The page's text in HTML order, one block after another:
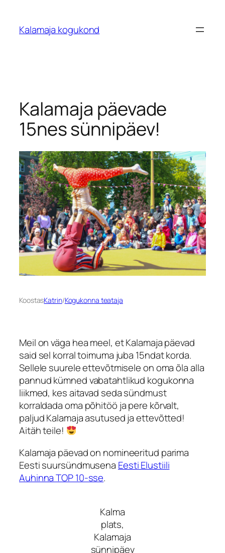
juurdeKalamaja kogukond
Kalamaja päevade
15nes sünnipäev!
KoostasKatrin/Kogukonna teataja
Meil on väga hea meel, et Kalamaja päevad
said sel korral toimuma juba 15ndat korda.
Sellele suurele ettevõtmisele on oma õla alla
pannud kümned vabatahtlikud kogukonna
liikmed, kes aitavad seda sündmust
korraldada oma põhitöö ja pere kõrvalt,
paljud Kalamaja asutused ja ettevõtted!
Aitäh teile!
Kalamaja päevad on nomineeritud parima
Eesti suursündmusena Eesti Elustiili
Auhinna TOP 10-sse.
Kalma
plats,
Kalamaja
sünnipäev